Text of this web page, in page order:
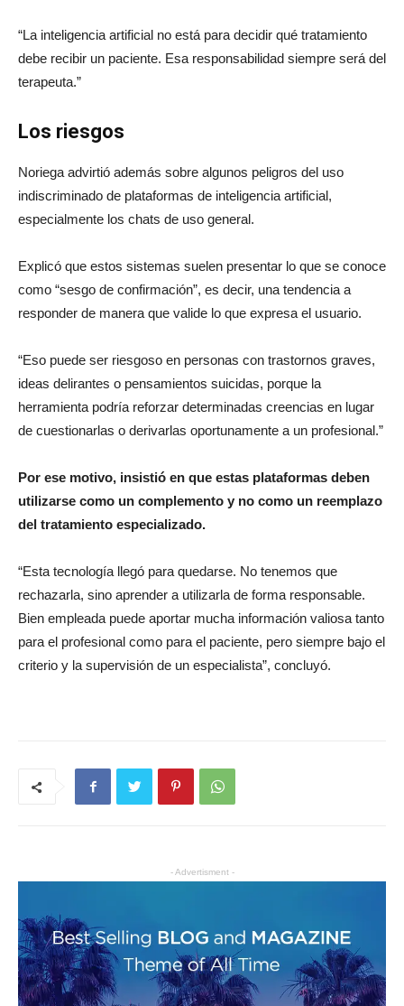
“La inteligencia artificial no está para decidir qué tratamiento
debe recibir un paciente. Esa responsabilidad siempre será del
terapeuta.”
Los riesgos
Noriega advirtió además sobre algunos peligros del uso
indiscriminado de plataformas de inteligencia artificial,
especialmente los chats de uso general.
Explicó que estos sistemas suelen presentar lo que se conoce
como “sesgo de confirmación”, es decir, una tendencia a
responder de manera que valide lo que expresa el usuario.
“Eso puede ser riesgoso en personas con trastornos graves,
ideas delirantes o pensamientos suicidas, porque la
herramienta podría reforzar determinadas creencias en lugar
de cuestionarlas o derivarlas oportunamente a un profesional.”
Por ese motivo, insistió en que estas plataformas deben
utilizarse como un complemento y no como un reemplazo
del tratamiento especializado.
“Esta tecnología llegó para quedarse. No tenemos que
rechazarla, sino aprender a utilizarla de forma responsable.
Bien empleada puede aportar mucha información valiosa tanto
para el profesional como para el paciente, pero siempre bajo el
criterio y la supervisión de un especialista”, concluyó.
- Advertisment -